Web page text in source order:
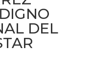
DEL